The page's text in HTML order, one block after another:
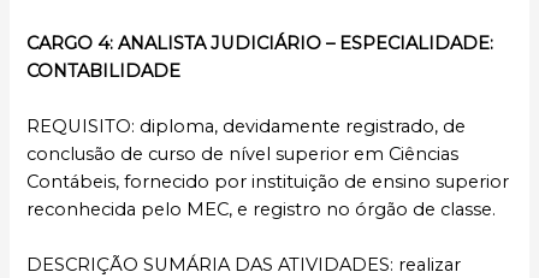
CARGO 4: ANALISTA JUDICIÁRIO – ESPECIALIDADE:
CONTABILIDADE
REQUISITO: diploma, devidamente registrado, de
conclusão de curso de nível superior em Ciências
Contábeis, fornecido por instituição de ensino superior
reconhecida pelo MEC, e registro no órgão de classe.
DESCRIÇÃO SUMÁRIA DAS ATIVIDADES: realizar